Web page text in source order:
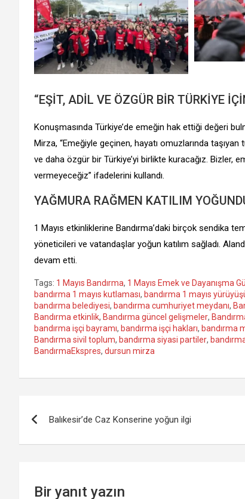
“EŞİT, ADİL VE ÖZGÜR BİR TÜRKİYE
Konuşmasında Türkiye’de emeğin hak ettiği değeri
Mirza, “Emeğiyle geçinen, hayatı omuzlarında
ve daha özgür bir Türkiye’yi birlikte kuracağız. Bizler,
vermeyeceğiz” ifadelerini kullandı.
YAĞMURA RAĞMEN KATILIM
1 Mayıs etkinliklerine Bandırma’daki birçok sendika
yöneticileri ve vatandaşlar yoğun katılım sağladı.
devam etti.
Tags: 1 Mayıs Bandırma, 1 Mayıs Emek ve Dayanışma
bandırma 1 mayıs kutlaması, bandırma 1 mayıs
bandırma belediyesi, bandırma cumhuriyet meydanı,
Bandırma etkinlik, Bandırma güncel gelişmeler,
bandırma işçi bayramı, bandırma işçi hakları, bandırma
Bandırma sivil toplum, bandırma siyasi partiler,
BandırmaEkspres, dursun mirza
gezinmesi
Balıkesir’de Caz Konserine yoğun ilgi
Bir yanıt yazın